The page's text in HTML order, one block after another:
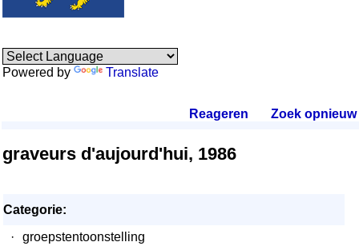
Powered by Translate
Reageren Zoek opnieuw.
graveurs d'aujourd'hui, 1986
Categorie:
·
groepstentoonstelling